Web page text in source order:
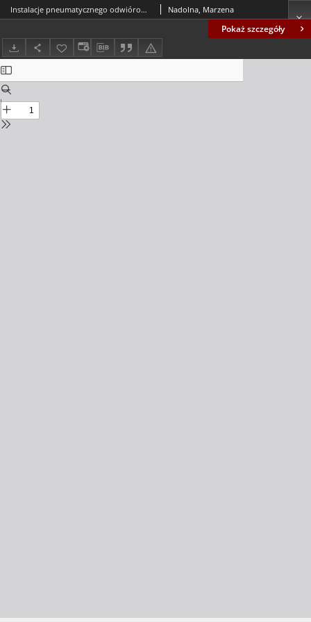
Pokaż szczegóły
Instalacje pneumatycznego odwiórowania i odpylania w halach mechanicznej obróbki drewna Nadolna, Marzena